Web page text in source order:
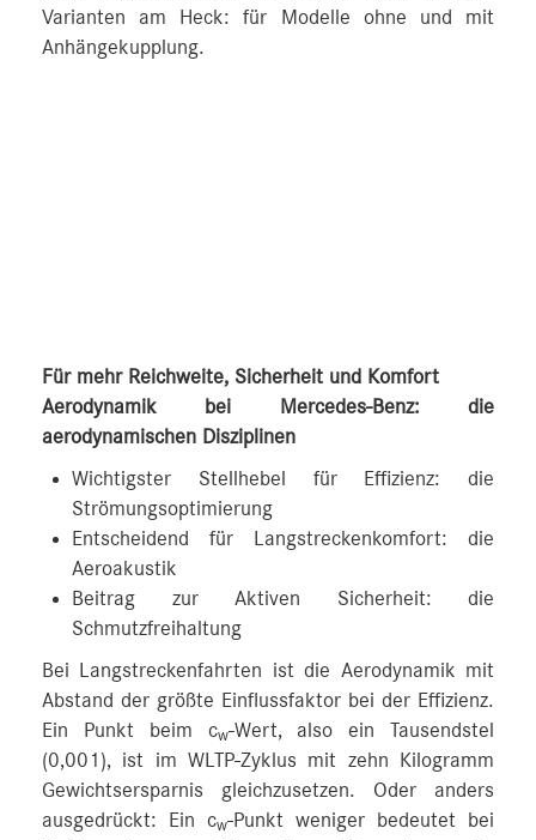
Varianten am Heck: für Modelle ohne und mit
Anhängekupplung.
Für mehr Reichweite, Sicherheit und Komfort
Aerodynamik bei Mercedes-Benz: die
aerodynamischen Disziplinen
Wichtigster Stellhebel für Effizienz: die
Strömungsoptimierung
Entscheidend für Langstreckenkomfort: die
Aeroakustik
Beitrag zur Aktiven Sicherheit: die
Schmutzfreihaltung
Bei Langstreckenfahrten ist die Aerodynamik mit
Abstand der größte Einflussfaktor bei der Effizienz.
Ein Punkt beim cw-Wert, also ein Tausendstel
(0,001), ist im WLTP-Zyklus mit zehn Kilogramm
Gewichtsersparnis gleichzusetzen. Oder anders
ausgedrückt: Ein cw-Punkt weniger bedeutet bei